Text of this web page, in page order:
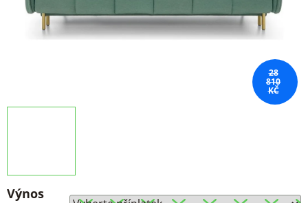
Výnos
28
810
KČ